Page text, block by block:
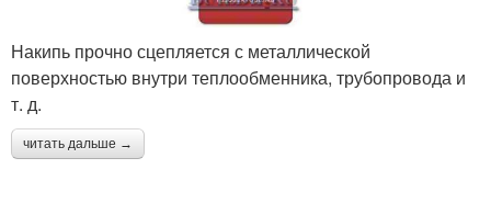
Накипь прочно сцепляется с металлической
поверхностью внутри теплообменника, трубопровода и
т. д.
читать дальше →